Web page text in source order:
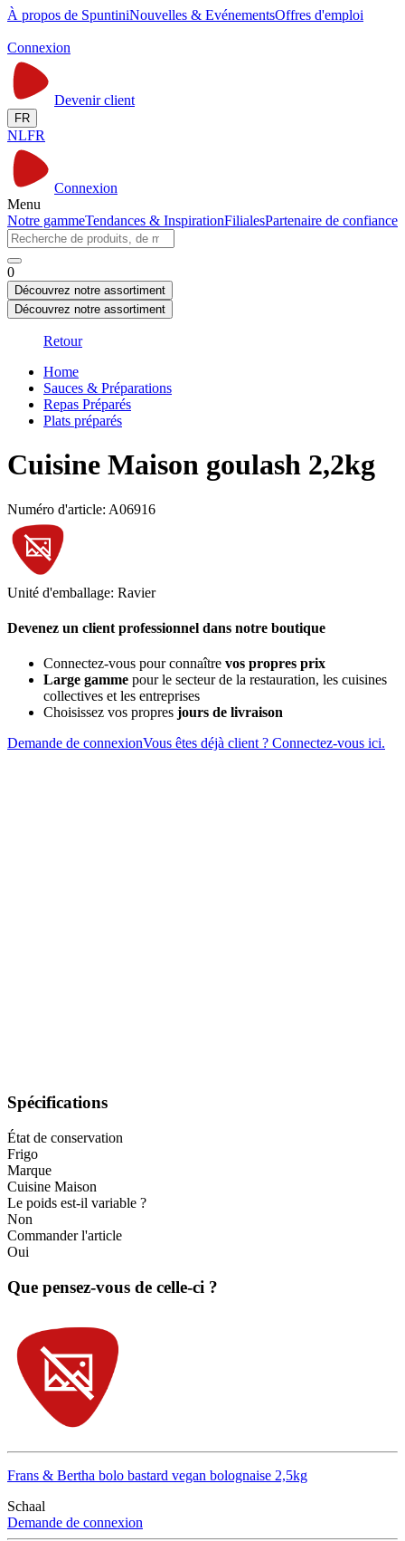
À propos de SpuntiniNouvelles & EvénementsOffres d'emploi
Connexion
Devenir client
FR
NLFR
Connexion
Menu
Notre gammeTendances & InspirationFilialesPartenaire de confiance
0
Découvrez notre assortiment
Découvrez notre assortiment
Retour
Home
Sauces & Préparations
Repas Préparés
Plats préparés
Cuisine Maison goulash 2,2kg
Numéro d'article: A06916
Unité d'emballage: Ravier
Devenez un client professionnel dans notre boutique
Connectez-vous pour connaître vos propres prix
Large gamme pour le secteur de la restauration, les cuisines
collectives et les entreprises
Choisissez vos propres jours de livraison
Demande de connexionVous êtes déjà client ? Connectez-vous ici.
Spécifications
État de conservation
Frigo
Marque
Cuisine Maison
Le poids est-il variable ?
Non
Commander l'article
Oui
Que pensez-vous de celle-ci ?
Frans & Bertha bolo bastard vegan bolognaise 2,5kg
Schaal
Demande de connexion